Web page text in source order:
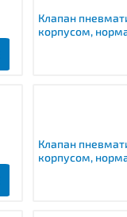
Клапан
корпусом,
Клапан
корпусом,